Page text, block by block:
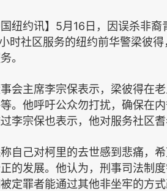
纽约讯】 5月 16 日，因误杀非裔
时社区服务的纽约前华警梁彼
。
会主席李宗保表示，梁彼得在
。他呼吁公众勿打扰，确保在
李宗保也表示，他对服务社区
自己对柯里的去世感到悲痛，
的发展。他认为，刑事司法制
定罪者能通过其他非坐牢的方